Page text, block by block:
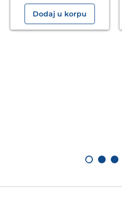
Dodaj u korpu